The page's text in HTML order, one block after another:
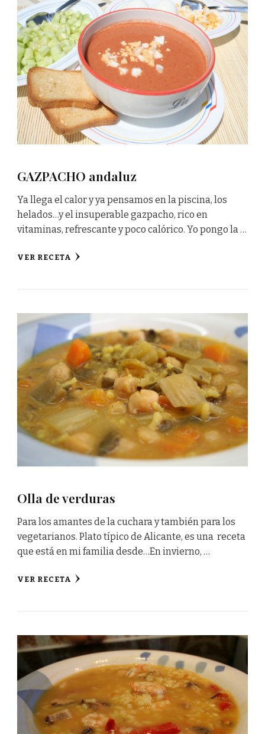
GAZPACHO andaluz
Ya llega el calor y ya pensamos en la piscina, los
helados…y el insuperable gazpacho, rico en
vitaminas, refrescante y poco calórico. Yo pongo la …
VER RECETA
Olla de verduras
Para los amantes de la cuchara y también para los
vegetarianos. Plato típico de Alicante, es una receta
que está en mi familia desde…En invierno, …
VER RECETA